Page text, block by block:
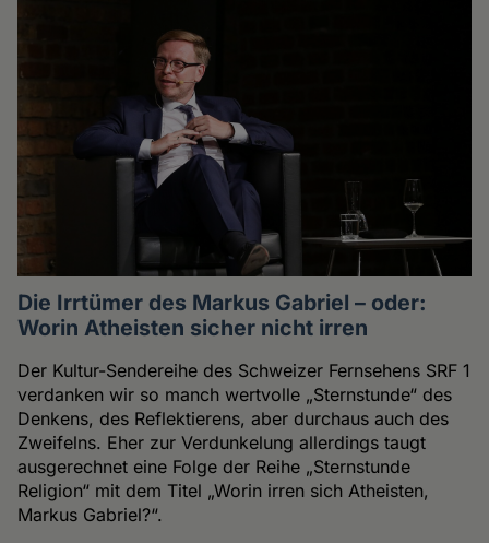
Die Irrtümer des Markus Gabriel – oder:
Worin Atheisten sicher nicht irren
Der Kultur-Sendereihe des Schweizer Fernsehens SRF 1
verdanken wir so manch wertvolle „Sternstunde“ des
Denkens, des Reflektierens, aber durchaus auch des
Zweifelns. Eher zur Verdunkelung allerdings taugt
ausgerechnet eine Folge der Reihe „Sternstunde
Religion“ mit dem Titel „Worin irren sich Atheisten,
Markus Gabriel?“.